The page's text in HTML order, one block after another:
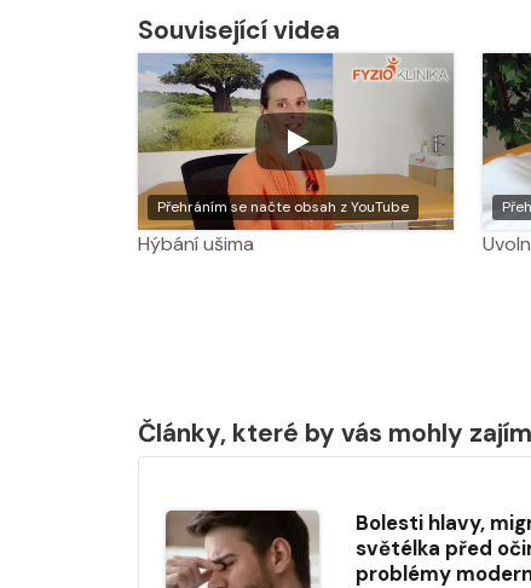
Související videa
Přehráním se načte obsah z YouTube
Hýbání ušima
Články, které by vás mohly
Bolesti hlavy,
světélka před
problémy